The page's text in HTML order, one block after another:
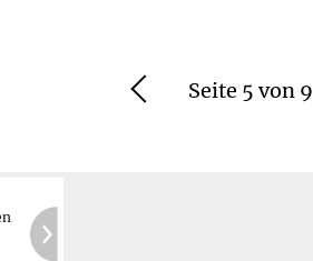
Zurück Seite 5 von 9